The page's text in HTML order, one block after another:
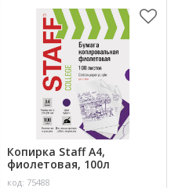
Копирка Staff А4,
фиолетовая, 100л
код: 75488